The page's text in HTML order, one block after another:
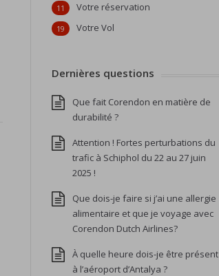
Votre réservation
11
Votre Vol
19
Dernières questions
Que fait Corendon en matière de
durabilité ?
Attention ! Fortes perturbations du
trafic à Schiphol du 22 au 27 juin
2025 !
Que dois-je faire si j’ai une allergie
alimentaire et que je voyage avec
Corendon Dutch Airlines?
À quelle heure dois-je être présent
à l’aéroport d’Antalya ?